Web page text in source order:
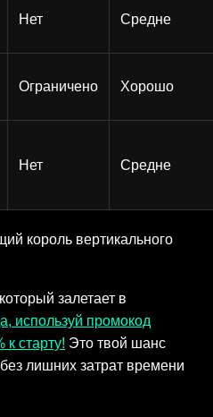
Нет Средне
Ограничено Хорошо
Нет Средне
король вертикального
залетает в
используй промокод
к старту! Это твой шанс
лишних затрат времени